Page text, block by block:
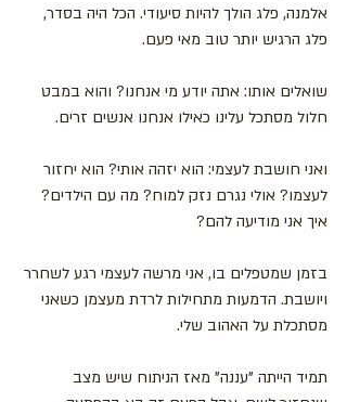
אלמנה, פלג הולך להיות סיעודי. הכל היה בסדר,
פלג הרגיש יותר טוב מאי פעם.
שואלים אותו: אתה יודע מי אנחנו? והוא במבט
חלול מסתכל עלינו כאילו אנחנו אנשים זרים.
ואני חושבת לעצמי: הוא יזהה אותי? הוא יחזור
לעצמו? אולי נגרם נזק למוח? מה עם הילדים?
איך אני מודיעה להם?
בזמן שמטפלים בו, אני מרשה לעצמי רגע לשחרר
ויושבת. הדמעות מתחילות לרדת מעצמן כשאני
מסתכלת על האהוב שלי.
תמיד הייתה "עננה" מאז הניתוח שיש מצב